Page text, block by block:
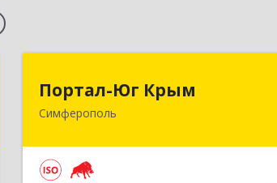
Портал-Юг Крым
Симферополь
295015, Крым Респ, Симферополь г,